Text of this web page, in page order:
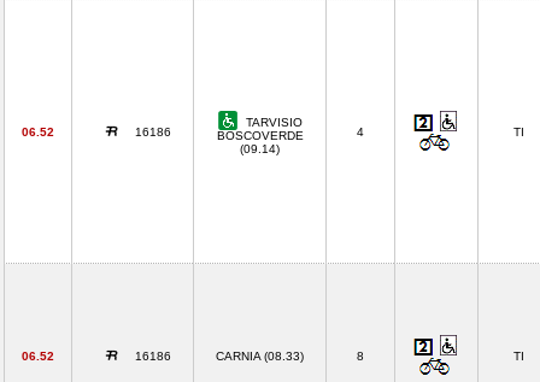
06.52 16186
TARVISIO
BOSCOVERDE
(09.14)
4 TI
06.52 16186 CARNIA (08.33) 8 TI